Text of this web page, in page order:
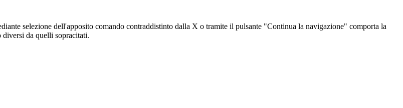
selezione dell'apposito comando contraddistinto dalla X o tramite il pulsante "Continua la navigazione" comporta la
da quelli sopracitati.